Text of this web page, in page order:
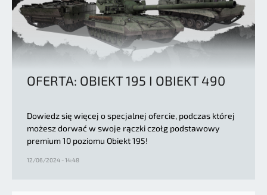
OFERTA: OBIEKT 195 I OBIEKT 490
Dowiedz się więcej o specjalnej ofercie, podczas której
możesz dorwać w swoje rączki czołg podstawowy
premium 10 poziomu Obiekt 195!
12/06/2024 - 14:48